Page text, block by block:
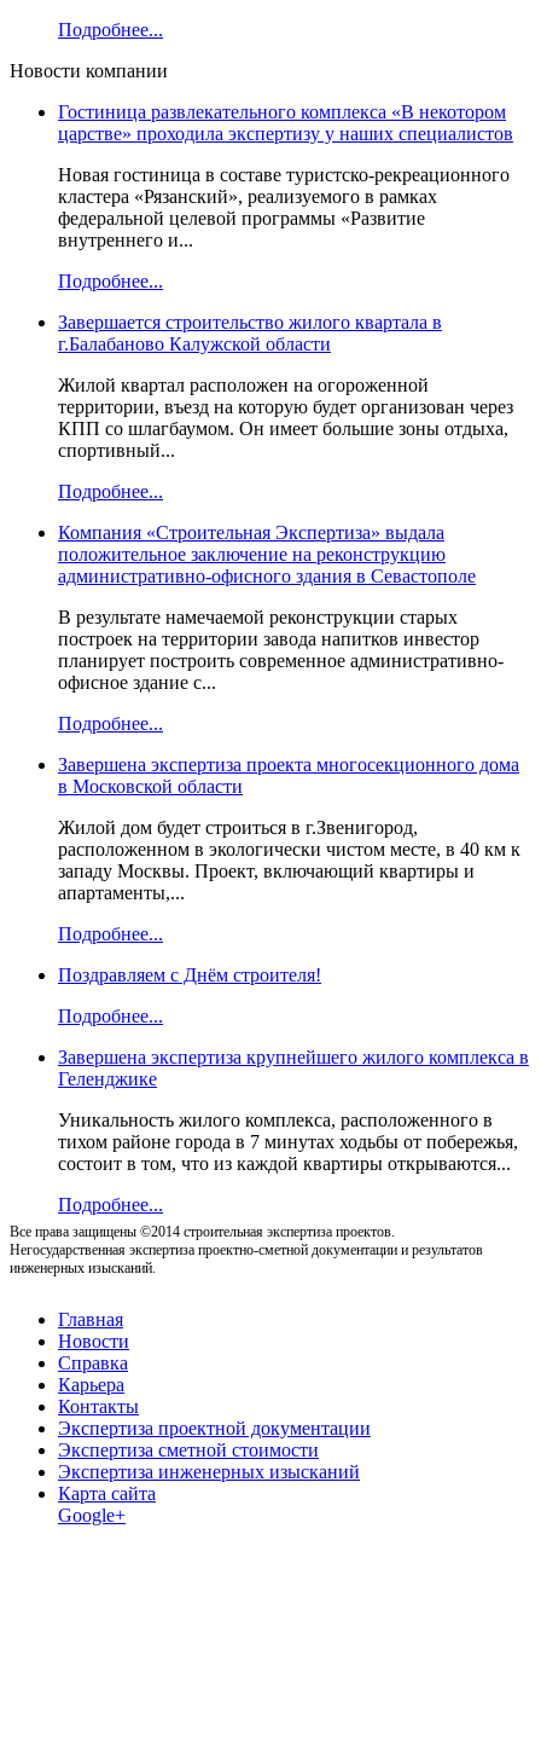
Подробнее...
Новости компании
Гостиница развлекательного комплекса «В некотором
царстве» проходила экспертизу у наших специалистов
Новая гостиница в составе туристско-рекреационного
кластера «Рязанский», реализуемого в рамках
федеральной целевой программы «Развитие
внутреннего и...
Подробнее...
Завершается строительство жилого квартала в
г.Балабаново Калужской области
Жилой квартал расположен на огороженной
территории, въезд на которую будет организован через
КПП со шлагбаумом. Он имеет большие зоны отдыха,
спортивный...
Подробнее...
Компания «Строительная Экспертиза» выдала
положительное заключение на реконструкцию
административно-офисного здания в Севастополе
В результате намечаемой реконструкции старых
построек на территории завода напитков инвестор
планирует построить современное административно-
офисное здание с...
Подробнее...
Завершена экспертиза проекта многосекционного дома
в Московской области
Жилой дом будет строиться в г.Звенигород,
расположенном в экологически чистом месте, в 40 км к
западу Москвы. Проект, включающий квартиры и
апартаменты,...
Подробнее...
Поздравляем с Днём строителя!
Подробнее...
Завершена экспертиза крупнейшего жилого комплекса в
Геленджике
Уникальность жилого комплекса, расположенного в
тихом районе города в 7 минутах ходьбы от побережья,
состоит в том, что из каждой квартиры открываются...
Подробнее...
Все права защищены ©2014 строительная экспертиза проектов.
Негосударственная экспертиза проектно-сметной документации и результатов
инженерных изысканий.
Главная
Новости
Справка
Карьера
Контакты
Экспертиза проектной документации
Экспертиза сметной стоимости
Экспертиза инженерных изысканий
Карта сайта
Google+